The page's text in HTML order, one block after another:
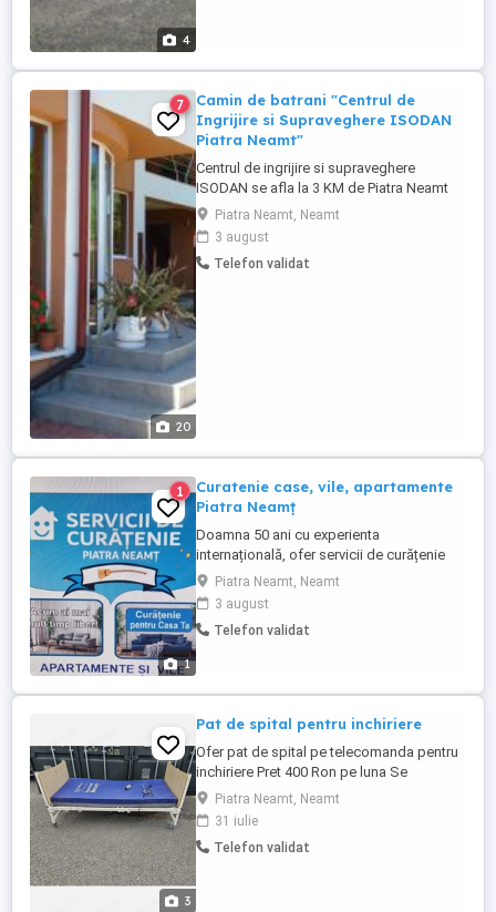
4
20
7
Camin de batrani "Centrul de
Ingrijire si Supraveghere ISODAN
Piatra Neamt"
Centrul de ingrijire si supraveghere
ISODAN se afla la 3 KM de Piatra Neamt
intr-un loc de vis zona Ursuleti ce asigura
conditii deosebite pentru ca varstnicii sa
se bucure de siguranta, atentie si confort.
Oferim cel mai important standard de
Piatra Neamt, Neamt
3 august
Telefon validat
1
1
Curatenie case, vile, apartamente
Piatra Neamț
Doamna 50 ani cu experienta
internațională, ofer servicii de curățenie
case rezidențiale, private si comerciale în
Piatra Neamț. Cer si ofer seriozitate . Va
rog nu deranjati inutil.
Piatra Neamt, Neamt
3 august
Telefon validat
3
Pat de spital pentru inchiriere
Ofer pat de spital pe telecomanda pentru
inchiriere Pret 400 Ron pe luna Se
inchiriaza minim 1 luna
Piatra Neamt, Neamt
31 iulie
Telefon validat